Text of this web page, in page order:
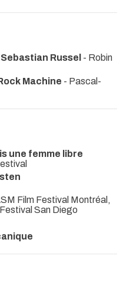
Russel - Robin
Machine - Pascal-
une femme libre
Film Festival Montréal,
San Diego